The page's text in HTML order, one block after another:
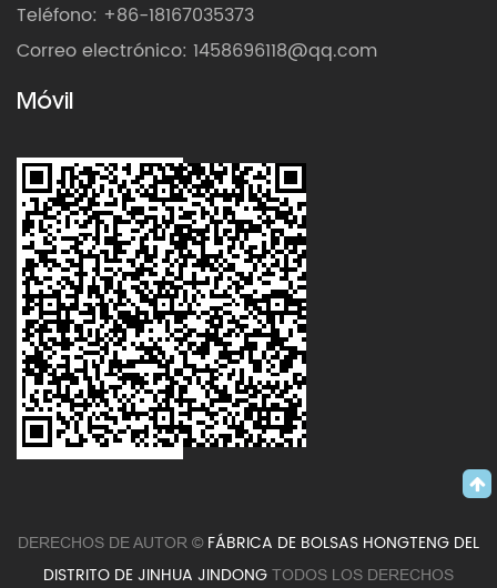
Teléfono: +86-18167035373
Correo electrónico: 1458696118@qq.com
Móvil
DERECHOS DE AUTOR © FÁBRICA DE BOLSAS HONGTENG DEL
DISTRITO DE JINHUA JINDONG TODOS LOS DERECHOS